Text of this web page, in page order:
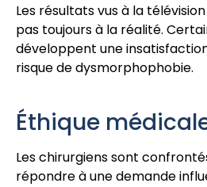
Les résultats vus à la
pas toujours à la réalité.
développent une
risque de dysmorphophobie.
Éthique
Les chirurgiens sont
répondre à une demande